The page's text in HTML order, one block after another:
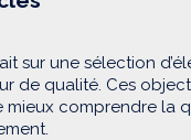
sur une sélection
de qualité. Ces
mieux comprendre la